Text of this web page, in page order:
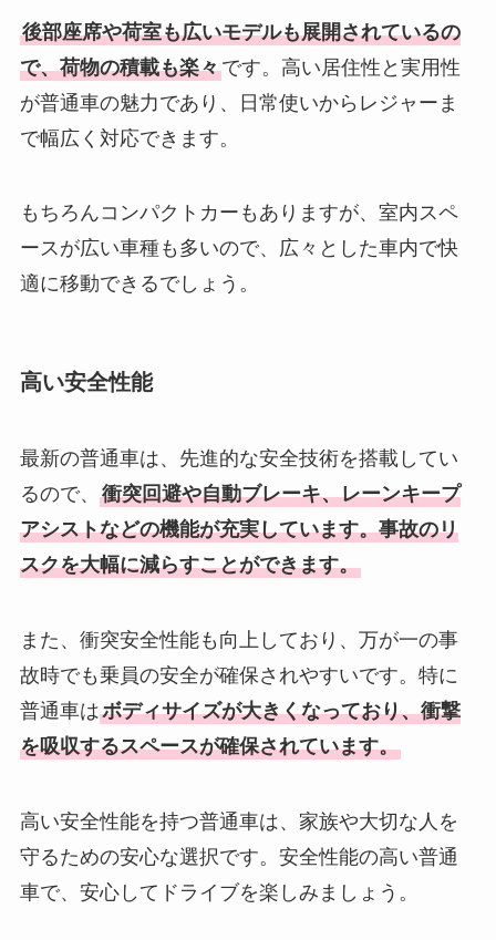
後部座席や荷室も広いモデルも展開されているの
で、荷物の積載も楽々です。高い居住性と実用性
が普通車の魅力であり、日常使いからレジャーま
で幅広く対応できます。
もちろんコンパクトカーもありますが、室内スペ
ースが広い車種も多いので、広々とした車内で快
適に移動できるでしょう。
高い安全性能
最新の普通車は、先進的な安全技術を搭載してい
るので、 衝突回避や自動ブレーキ、レーンキープ
アシストなどの機能が充実しています。事故のリ
スクを大幅に減らすことができます。
また、衝突安全性能も向上しており、万が一の事
故時でも乗員の安全が確保されやすいです。特に
普通車はボディサイズが大きくなっており、衝撃
を吸収するスペースが確保されています。
高い安全性能を持つ普通車は、家族や大切な人を
守るための安心な選択です。安全性能の高い普通
車で、安心してドライブを楽しみましょう。